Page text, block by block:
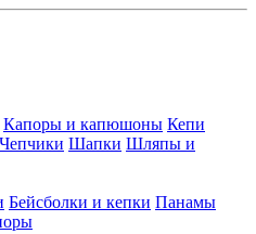
Капоры и капюшоны Кепи
Чепчики Шапки Шляпы и
Бейсболки и кепки Панамы